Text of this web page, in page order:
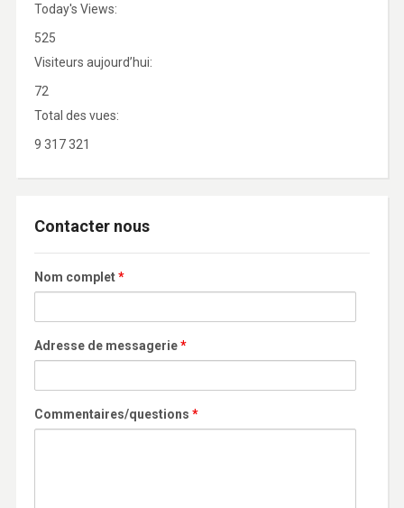
Today's Views:
525
Visiteurs aujourd’hui:
72
Total des vues:
9 317 321
Contacter nous
Nom complet*
Adresse de messagerie*
Commentaires/questions *